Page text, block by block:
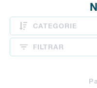
CATEGORIE
FILTRAR